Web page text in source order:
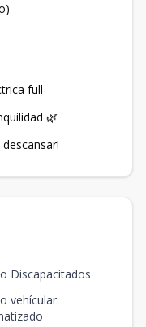
full
🌿
Discapacitados
vehícular